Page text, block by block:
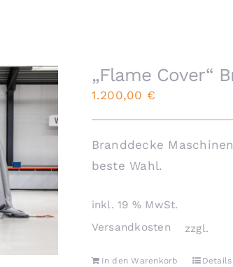
„Flame Cover“
1.200,00 €
Branddecke
beste Wahl.
inkl. 19 % MwSt.
zzgl.
Versandkosten
In den Warenkorb Details